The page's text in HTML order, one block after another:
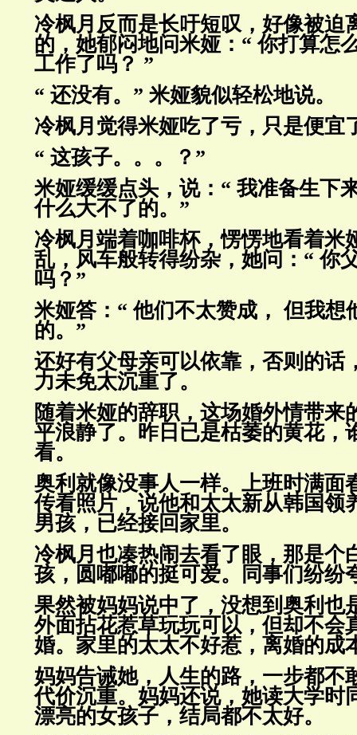
冷枫月反而是长吁短叹，好像被迫
的，她郁闷地问米娅：“ 你打算怎
工作了吗？ ”
“ 还没有。” 米娅貌似轻松地说。
冷枫月觉得米娅吃了亏，只是便宜
“ 这孩子。。。？”
米娅缓缓点头，说：“ 我准备生下
什么大不了的。”
冷枫月端着咖啡杯，愣愣地看着米
乱，风车般转得纷杂，她问： “ 你
吗？”
米娅答：“ 他们不太赞成， 但我想
的。”
还好有父母亲可以依靠，否则的话
力未免太沉重了。
随着米娅的辞职，这场婚外情带来
平浪静了。昨日已是枯萎的黄花，
看。
奥利就像没事人一样。上班时满面
传看照片，说他和太太新从韩国领
男孩，已经接回家里。
冷枫月也凑热闹去看了眼，那是个
孩，圆嘟嘟的挺可爱。同事们纷纷
果然被妈妈说中了，没想到奥利也
外面拈花惹草玩玩可以，但却不会
婚。家里的太太不好惹，离婚的成
妈妈告诫她，人生的路，一步都不
代价沉重。妈妈还说，她读大学时
漂亮的女孩子，结局都不太好。